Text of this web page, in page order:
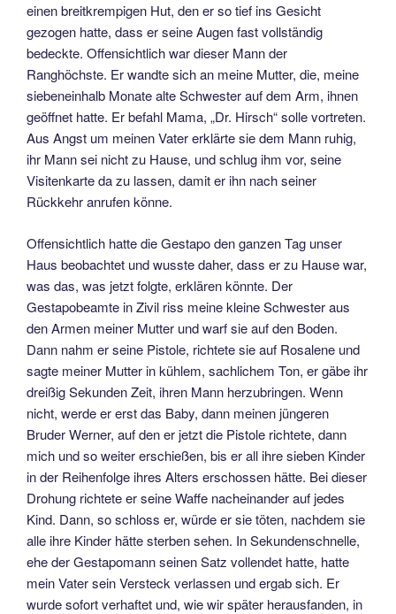
einen breitkrempigen Hut, den er so tief ins Gesicht
gezogen hatte, dass er seine Augen fast vollständig
bedeckte. Offensichtlich war dieser Mann der
Ranghöchste. Er wandte sich an meine Mutter, die, meine
siebeneinhalb Monate alte Schwester auf dem Arm, ihnen
geöffnet hatte. Er befahl Mama, „Dr. Hirsch“ solle vortreten.
Aus Angst um meinen Vater erklärte sie dem Mann ruhig,
ihr Mann sei nicht zu Hause, und schlug ihm vor, seine
Visitenkarte da zu lassen, damit er ihn nach seiner
Rückkehr anrufen könne.
Offensichtlich hatte die Gestapo den ganzen Tag unser
Haus beobachtet und wusste daher, dass er zu Hause war,
was das, was jetzt folgte, erklären könnte. Der
Gestapobeamte in Zivil riss meine kleine Schwester aus
den Armen meiner Mutter und warf sie auf den Boden.
Dann nahm er seine Pistole, richtete sie auf Rosalene und
sagte meiner Mutter in kühlem, sachlichem Ton, er gäbe ihr
dreißig Sekunden Zeit, ihren Mann herzubringen. Wenn
nicht, werde er erst das Baby, dann meinen jüngeren
Bruder Werner, auf den er jetzt die Pistole richtete, dann
mich und so weiter erschießen, bis er all ihre sieben Kinder
in der Reihenfolge ihres Alters erschossen hätte. Bei dieser
Drohung richtete er seine Waffe nacheinander auf jedes
Kind. Dann, so schloss er, würde er sie töten, nachdem sie
alle ihre Kinder hätte sterben sehen. In Sekundenschnelle,
ehe der Gestapomann seinen Satz vollendet hatte, hatte
mein Vater sein Versteck verlassen und ergab sich. Er
wurde sofort verhaftet und, wie wir später herausfanden, in